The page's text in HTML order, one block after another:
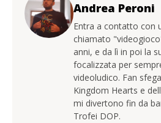
Andrea Peroni
Entra a contatto con
chiamato
anni, e da lì in poi la
focalizzata per
videoludico. Fan
Kingdom Hearts e
mi divertono fin da
Trofei DOP.